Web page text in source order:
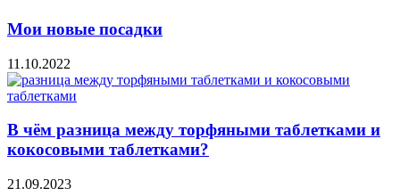
Мои новые посадки
11.10.2022
В чём разница между торфяными таблетками и
кокосовыми таблетками?
21.09.2023